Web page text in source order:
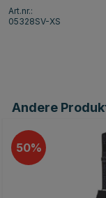
Art.nr.:
05328SV-XS
Andere
50